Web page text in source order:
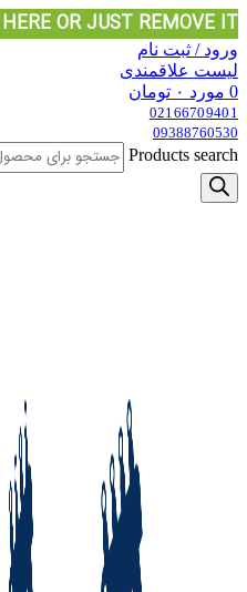
OR JUST REMOVE IT…
ورود / ثبت نام
لیست علاقمندی
0 مورد ۰ تومان
02166709401
09388760530
Products search